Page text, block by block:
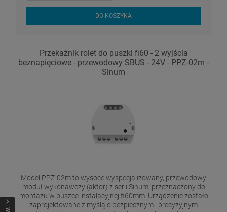
DO KOSZYKA
Przekaźnik rolet do puszki fi60 - 2 wyjścia
beznapięciowe - przewodowy SBUS - 24V - PPZ-02m -
Sinum
Model PPZ-02m to wysoce wyspecjalizowany, przewodowy
moduł wykonawczy (aktor) z serii Sinum, przeznaczony do
montażu w puszce instalacyjnej fi60mm. Urządzenie zostało
zaprojektowane z myślą o bezpiecznym i precyzyjnym